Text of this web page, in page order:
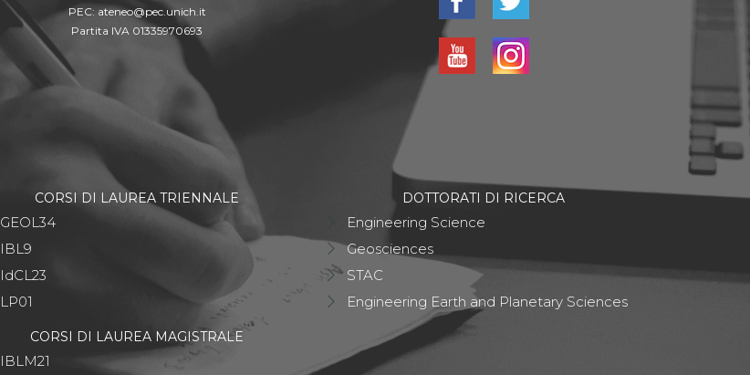
PEC: ateneo@pec.unich.it
Partita IVA 01335970693
CORSI DI LAUREA TRIENNALE
GEOL34
IBL9
IdCL23
LP01
CORSI DI LAUREA MAGISTRALE
IBLM21
DOTTORATI DI RICERCA
Engineering Science
Geosciences
STAC
Engineering Earth and Planetary Sciences